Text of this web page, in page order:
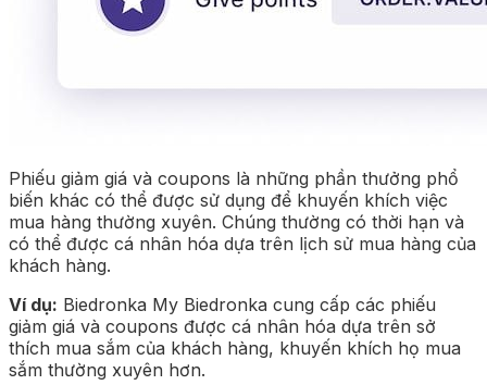
Phiếu giảm giá và coupons là những phần thưởng phổ
biến khác có thể được sử dụng để khuyến khích việc
mua hàng thường xuyên. Chúng thường có thời hạn và
có thể được cá nhân hóa dựa trên lịch sử mua hàng của
khách hàng.
Ví dụ: Biedronka My Biedronka cung cấp các phiếu
giảm giá và coupons được cá nhân hóa dựa trên sở
thích mua sắm của khách hàng, khuyến khích họ mua
sắm thường xuyên hơn.